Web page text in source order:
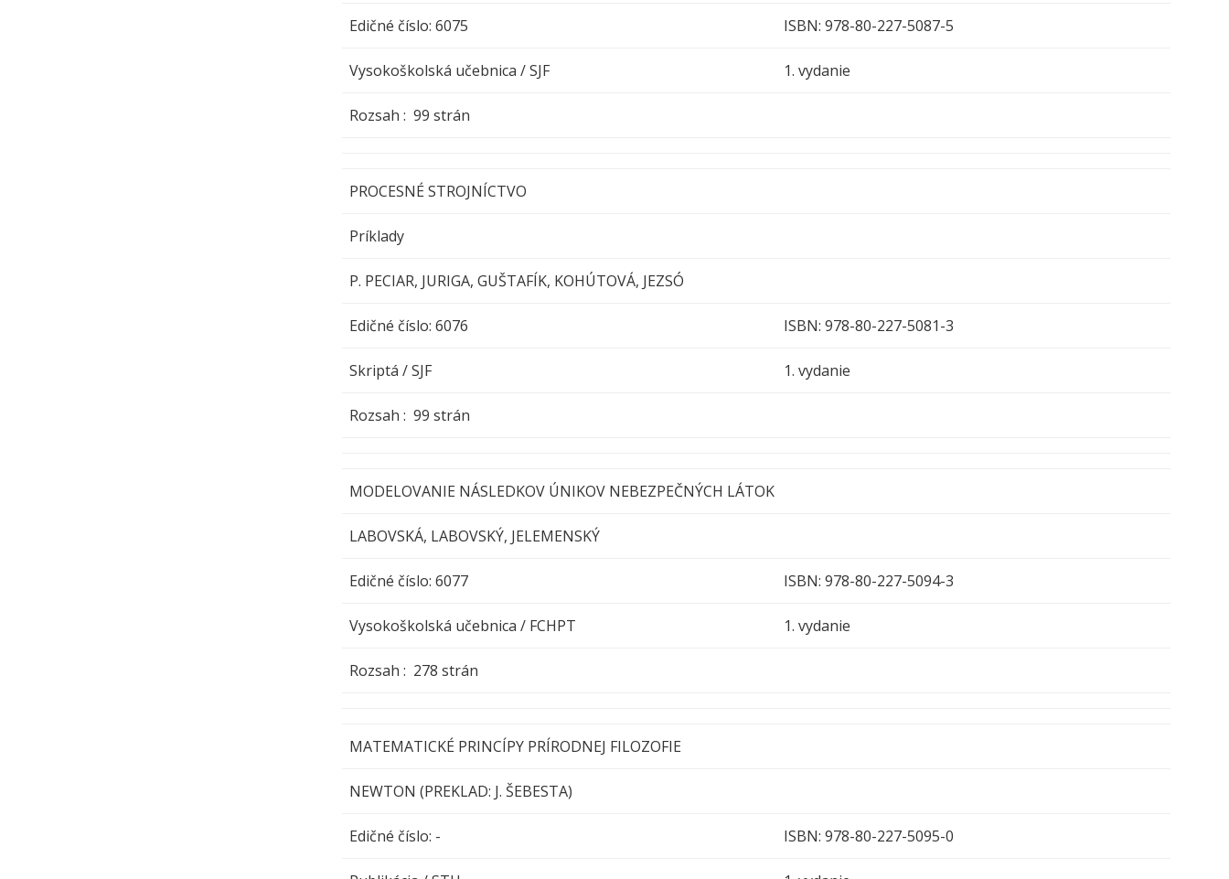
Edičné číslo: 6075 ISBN: 978-80-227-5087-5
Vysokoškolská učebnica / SJF 1. vydanie
Rozsah : 99 strán
PROCESNÉ STROJNÍCTVO
Príklady
P. PECIAR, JURIGA, GUŠTAFÍK, KOHÚTOVÁ, JEZSÓ
Edičné číslo: 6076 ISBN: 978-80-227-5081-3
Skriptá / SJF 1. vydanie
Rozsah : 99 strán
MODELOVANIE NÁSLEDKOV ÚNIKOV NEBEZPEČNÝCH LÁTOK
LABOVSKÁ, LABOVSKÝ, JELEMENSKÝ
Edičné číslo: 6077 ISBN: 978-80-227-5094-3
Vysokoškolská učebnica / FCHPT 1. vydanie
Rozsah : 278 strán
MATEMATICKÉ PRINCÍPY PRÍRODNEJ FILOZOFIE
NEWTON (PREKLAD: J. ŠEBESTA)
Edičné číslo: - ISBN: 978-80-227-5095-0